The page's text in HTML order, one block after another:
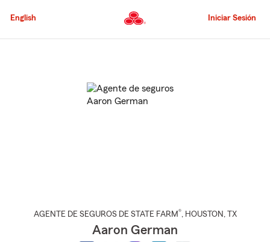
al
principal
English Iniciar Sesión
AGENTE DE SEGUROS DE STATE FARM®, HOUSTON , TX
Aaron German